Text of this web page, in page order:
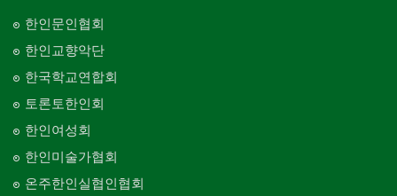
한인문인협회
한인교향악단
한국학교연합회
토론토한인회
한인여성회
한인미술가협회
온주한인실협인협회